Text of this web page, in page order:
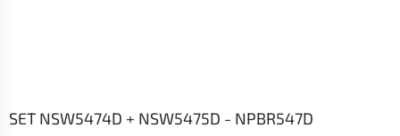
SET NSW5474D + NSW5475D - NPBR547D